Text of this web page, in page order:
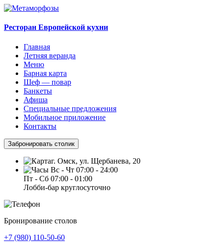
Ресторан Европейской кухни
Главная
Летняя веранда
Меню
Барная карта
Шеф — повар
Банкеты
Афиша
Специальные предложения
Мобильное приложение
Контакты
Забронировать столик
г. Омск, ул. Щербанева, 20
Вс - Чт 07:00 - 24:00
Пт - Сб 07:00 - 01:00
Лобби-бар круглосуточно
Бронирование столов
+7 (980) 110-50-60